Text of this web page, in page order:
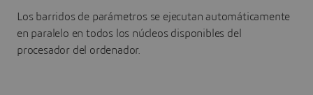
Los barridos de parámetros se ejecutan automáticamente
en paralelo en todos los núcleos disponibles del
procesador del ordenador.